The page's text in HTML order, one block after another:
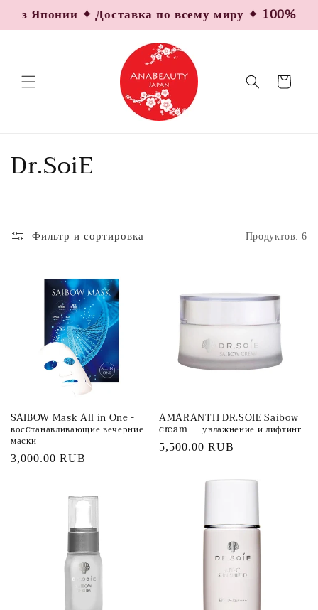
к
контенту
из Японии ✦ Доставка по всему миру ✦ 100%
Корзина
К
л
я
:
Dr.SoiE
Фильтр и сортировка Продуктов: 6
SAIBOW Mask All in One -
восcтанавливающие вечерние
маски
Обычная
3,000.00 RUB
AMARANTH DR.SOIE Saibow
cream — увлажнение и лифтинг
Обычная
5,500.00 RUB